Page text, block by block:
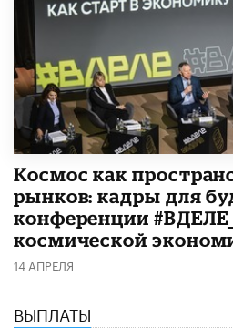
Космос как
рынков: кадры для
конференции
космической
14 АПРЕЛЯ
ВЫПЛАТЫ